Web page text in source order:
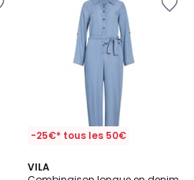
-25€* tous les 50€
VILA